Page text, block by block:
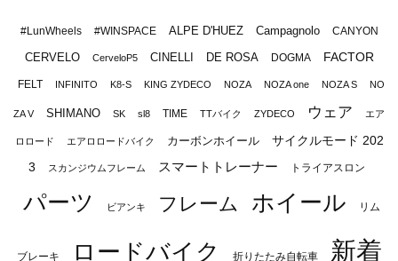
#LunWheels #WINSPACE ALPE D'HUEZ Campagnolo CANYON
CERVELO CerveloP5 CINELLI DE ROSA DOGMA FACTOR
FELT INFINITO K8-S KING ZYDECO NOZA NOZA one NOZA S NO
ZA V SHIMANO SK sl8 TIME TTバイク ZYDECO ウェア エア
ロロード エアロロードバイク カーボンホイール
サイクルモード 202
3
スカンジウムフレーム スマートトレーナー トライアスロン
パーツ ビアンキ フレーム ホイール リム
ブレーキ ロードバイク 折りたたみ自転車
新着